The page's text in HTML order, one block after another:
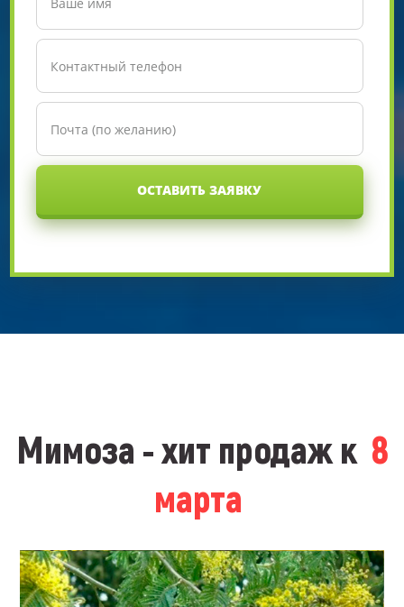
ОСТАВИТЬ ЗАЯВКУ
Мимоза - хит продаж к 8
марта